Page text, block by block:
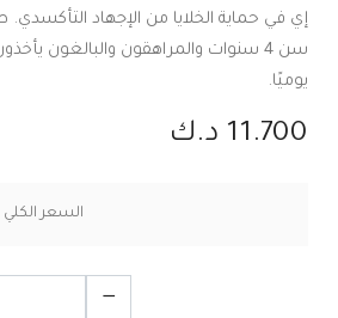
إي في حماية الخلايا من الإجهاد
يوميًا.
11.700 د.ك
السعر الكلي